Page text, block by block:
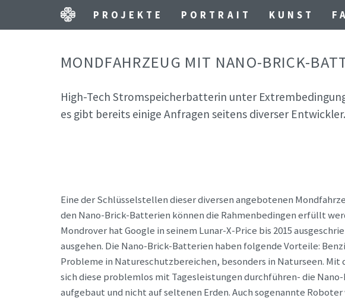
PROJEKTE PORTRAIT KUNST
MONDFAHRZEUG MIT NANO-BRICK-
High-Tech Stromspeicherbatterin unter
es gibt bereits einige Anfragen seitens diverser Entwickler.
Eine der Schlüsselstellen dieser diversen angebotenen
den Nano-Brick-Batterien können die Rahmenbedingen erfüllt
Mondrover hat Google in seinem Lunar-X-Price bis 2015
ausgehen. Die Nano-Brick-Batterien haben folgende Vorteile:
Probleme in Natureschutzbereichen, besonders in Naturseen. Mit
sich diese problemlos mit Tagesleistungen durchführen- die
aufgebaut und nicht auf seltenen Erden. Auch sogenannte